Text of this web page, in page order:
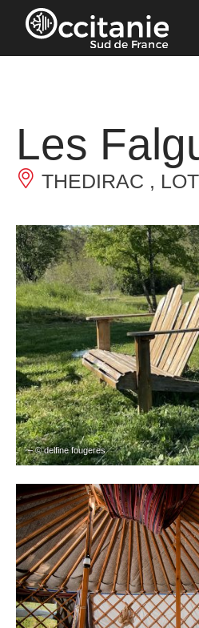
Panneau de gestion des cookies
Les
THEDIRAC ,
– © delfine fougeres